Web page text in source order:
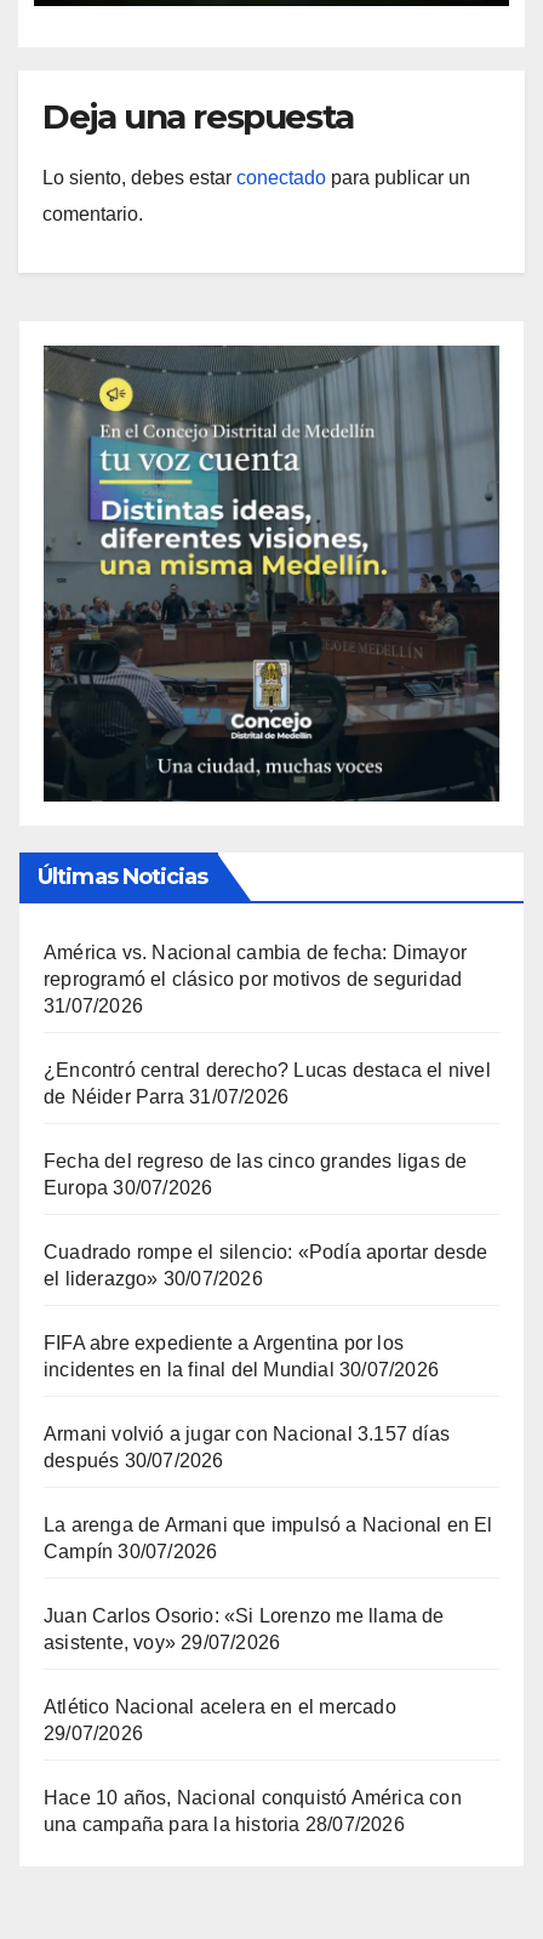
Deja una respuesta
Lo siento, debes estar conectado para publicar un
comentario.
Últimas Noticias
América vs. Nacional cambia de fecha: Dimayor
reprogramó el clásico por motivos de seguridad
31/07/2026
¿Encontró central derecho? Lucas destaca el nivel
de Néider Parra 31/07/2026
Fecha del regreso de las cinco grandes ligas de
Europa 30/07/2026
Cuadrado rompe el silencio: «Podía aportar desde
el liderazgo» 30/07/2026
FIFA abre expediente a Argentina por los
incidentes en la final del Mundial 30/07/2026
Armani volvió a jugar con Nacional 3.157 días
después 30/07/2026
La arenga de Armani que impulsó a Nacional en El
Campín 30/07/2026
Juan Carlos Osorio: «Si Lorenzo me llama de
asistente, voy» 29/07/2026
Atlético Nacional acelera en el mercado
29/07/2026
Hace 10 años, Nacional conquistó América con
una campaña para la historia 28/07/2026